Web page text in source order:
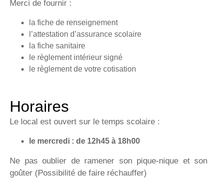
Merci de fournir :
la fiche de renseignement
l’attestation d’assurance scolaire
la fiche sanitaire
le règlement intérieur signé
le règlement de votre cotisation
Horaires
Le local est ouvert sur le temps scolaire :
le mercredi : de 12h45 à 18h00
Ne pas oublier de ramener son pique-nique et son
goûter (Possibilité de faire réchauffer)